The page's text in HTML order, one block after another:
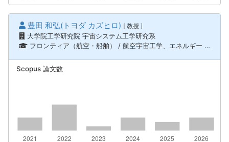
豊田 和弘(トヨダ カズヒロ) [ 教授 ]
大学院工学研究院 宇宙システム工学研究系
フロンティア（航空・船舶） / 航空宇宙工学、エネルギー / プラズマ科学
Scopus 論文数